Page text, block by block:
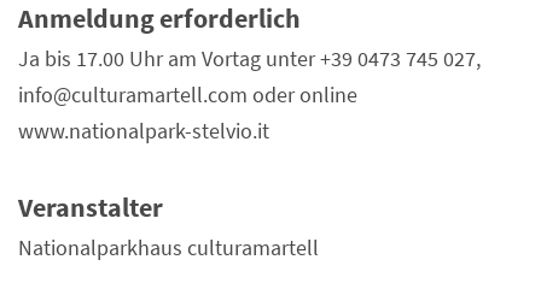
Anmeldung erforderlich
Ja bis 17.00 Uhr am Vortag unter +39 0473 745 027,
info@culturamartell.com oder online
www.nationalpark-stelvio.it
Veranstalter
Nationalparkhaus culturamartell